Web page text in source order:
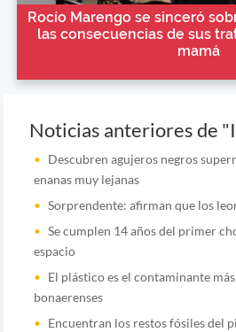
Rocío Marengo se sinceró
las consecuencias de sus
mamá
Noticias anteriores de
Descubren agujeros negros
enanas muy lejanas
Sorprendente: afirman que los
Se cumplen 14 años del primer
espacio
El plástico es el contaminante
bonaerenses
Encuentran los restos fósiles del